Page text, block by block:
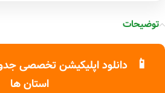
توضیحات
📱
دانلود اپلیکیشن تخصصی
استان ها